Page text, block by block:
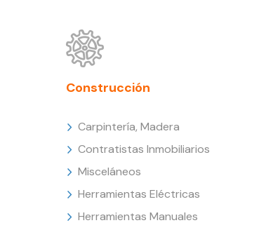
Construcción
Carpintería, Madera
Contratistas Inmobiliarios
Misceláneos
Herramientas Eléctricas
Herramientas Manuales